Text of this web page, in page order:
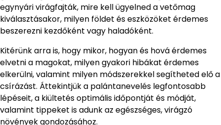
egynyári virágfajták, mire kell ügyelned a vetőmag
kiválasztásakor, milyen földet és eszközöket érdemes
beszerezni kezdőként vagy haladóként.
Kitérünk arra is, hogy mikor, hogyan és hová érdemes
elvetni a magokat, milyen gyakori hibákat érdemes
elkerülni, valamint milyen módszerekkel segítheted elő a
csírázást. Áttekintjük a palántanevelés legfontosabb
lépéseit, a kiültetés optimális időpontját és módját,
valamint tippeket is adunk az egészséges, virágzó
növények gondozásához.